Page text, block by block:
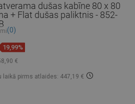
dušas kabīne 80 x 80
+ Flat dušas paliktnis - 852-
(0)
€
19,99%
laikā pirms atlaides: 447,19 €